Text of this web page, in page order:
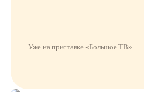
Уже на приставке «Большое ТВ»